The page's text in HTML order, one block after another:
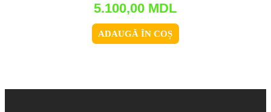
5.100,00 MDL
ADAUGĂ ÎN COȘ